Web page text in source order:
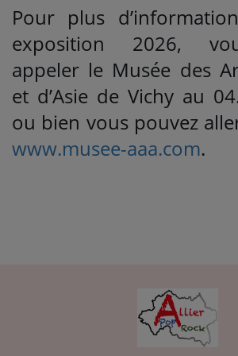
Pour plus
exposition 2026,
appeler le Musée des
et d’Asie de Vichy au
ou bien vous pouvez
www.musee-aaa.com.